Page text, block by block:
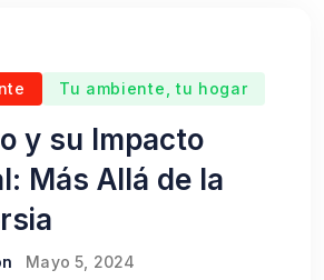
Tu ambiente, tu hogar
y su Impacto
Más Allá de la
Mayo 5, 2024